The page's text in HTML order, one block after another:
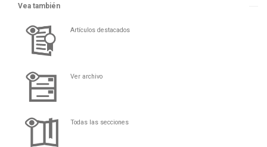
Vea también
Artículos destacados
Ver archivo
Todas las secciones